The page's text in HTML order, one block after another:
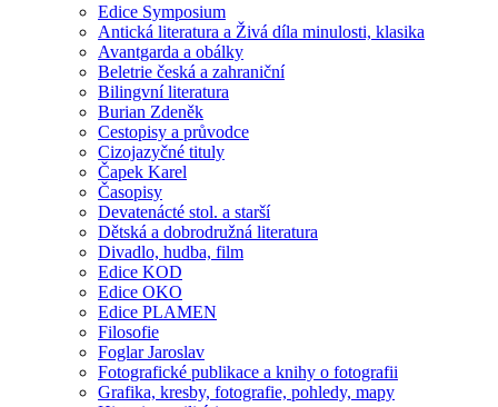
Edice Symposium
Antická literatura a Živá díla minulosti, klasika
Avantgarda a obálky
Beletrie česká a zahraniční
Bilingvní literatura
Burian Zdeněk
Cestopisy a průvodce
Cizojazyčné tituly
Čapek Karel
Časopisy
Devatenácté stol. a starší
Dětská a dobrodružná literatura
Divadlo, hudba, film
Edice KOD
Edice OKO
Edice PLAMEN
Filosofie
Foglar Jaroslav
Fotografické publikace a knihy o fotografii
Grafika, kresby, fotografie, pohledy, mapy